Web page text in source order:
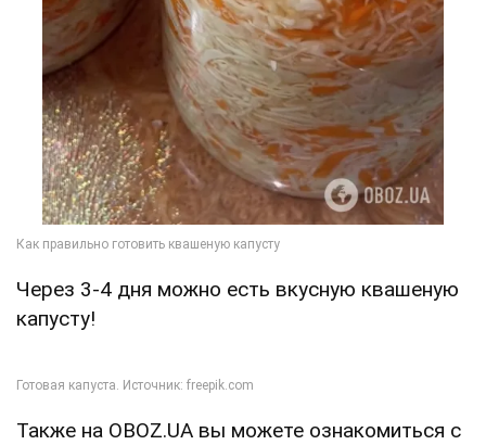
Через 3-4 дня можно есть вкусную квашеную
капусту!
Также на OBOZ.UA вы можете ознакомиться с